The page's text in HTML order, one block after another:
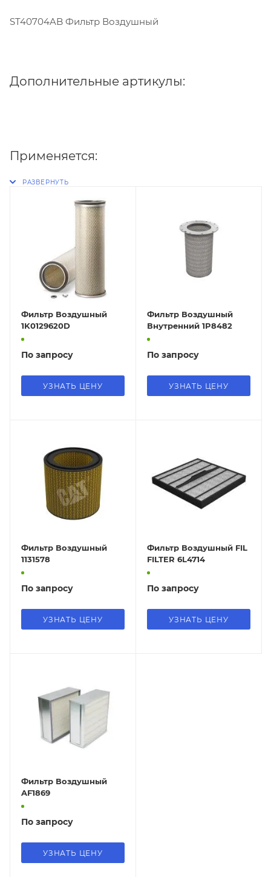
ST40704AB Фильтр Воздушный
Дополнительные артикулы:
Применяется:
Фильтр Воздушный
1K0129620D
По запросу
УЗНАТЬ ЦЕНУ
Фильтр Воздушный
Внутренний 1P8482
По запросу
УЗНАТЬ ЦЕНУ
Фильтр Воздушный
1131578
По запросу
УЗНАТЬ ЦЕНУ
Фильтр Воздушный FIL
FILTER 6L4714
По запросу
УЗНАТЬ ЦЕНУ
Фильтр Воздушный
AF1869
По запросу
УЗНАТЬ ЦЕНУ